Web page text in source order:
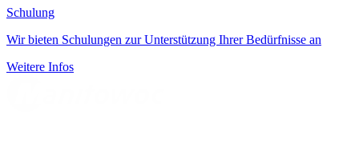
Schulung
Wir bieten Schulungen zur Unterstützung Ihrer Bedürfnisse an
Weitere Infos